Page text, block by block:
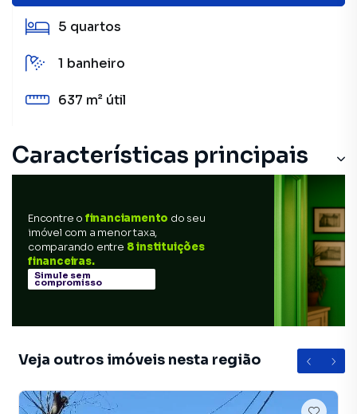
5 quartos
1 banheiro
637 m² útil
Características principais
Encontre o financiamento do seu
imóvel com a menor taxa,
comparando entre 8 instituições
financeiras.
Simule sem
compromisso
Veja outros imóveis nesta região